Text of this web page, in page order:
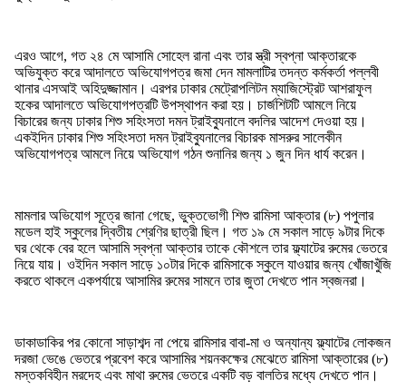
এরও আগে, গত ২৪ মে আসামি সোহেল রানা এবং তার স্ত্রী স্বপ্না আক্তারকে
অভিযুক্ত করে আদালতে অভিযোগপত্র জমা দেন মামলাটির তদন্ত কর্মকর্তা পল্লবী
থানার এসআই অহিদুজ্জামান। এরপর ঢাকার মেট্রোপলিটন ম্যাজিস্ট্রেট আশরাফুল
হকের আদালতে অভিযোগপত্রটি উপস্থাপন করা হয়। চার্জশিটটি আমলে নিয়ে
বিচারের জন্য ঢাকার শিশু সহিংসতা দমন ট্রাইব্যুনালে বদলির আদেশ দেওয়া হয়।
একইদিন ঢাকার শিশু সহিংসতা দমন ট্রাইব্যুনালের বিচারক মাসরুর সালেকীন
অভিযোগপত্র আমলে নিয়ে অভিযোগ গঠন শুনানির জন্য ১ জুন দিন ধার্য করেন।
মামলার অভিযোগ সূত্রে জানা গেছে, ভুক্তভোগী শিশু রামিসা আক্তার (৮) পপুলার
মডেল হাই স্কুলের দ্বিতীয় শ্রেণির ছাত্রী ছিল। গত ১৯ মে সকাল সাড়ে ৯টার দিকে
ঘর থেকে বের হলে আসামি স্বপ্না আক্তার তাকে কৌশলে তার ফ্ল্যাটের রুমের ভেতরে
নিয়ে যায়। ওইদিন সকাল সাড়ে ১০টার দিকে রামিসাকে স্কুলে যাওয়ার জন্য খোঁজাখুঁজি
করতে থাকলে একপর্যায়ে আসামির রুমের সামনে তার জুতা দেখতে পান স্বজনরা।
ডাকাডাকির পর কোনো সাড়াশব্দ না পেয়ে রামিসার বাবা-মা ও অন্যান্য ফ্ল্যাটের লোকজন
দরজা ভেঙে ভেতরে প্রবেশ করে আসামির শয়নকক্ষের মেঝেতে রামিসা আক্তারের (৮)
মস্তকবিহীন মরদেহ এবং মাথা রুমের ভেতরে একটি বড় বালতির মধ্যে দেখতে পান।